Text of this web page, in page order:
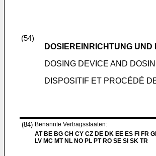
(54)
DOSIEREINRICHTUNG
DOSING DEVICE AND
DISPOSITIF ET PROCÉDÉ
(84) Benannte Vertragsstaaten:
AT BE BG CH CY CZ DE DK EE ES FI FR
LV MC MT NL NO PL PT RO SE SI SK TR